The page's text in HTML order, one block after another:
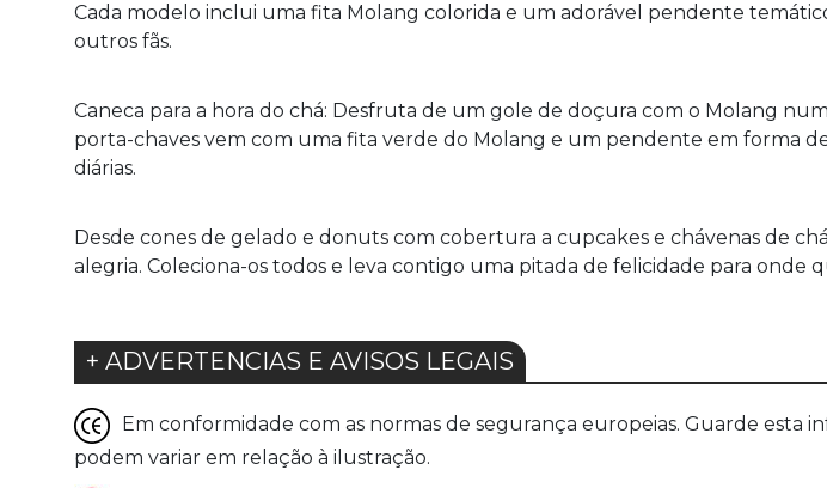
Cada modelo inclui uma fita Molang colorida e um adorável pendente
outros fãs.
Caneca para a hora do chá: Desfruta de um gole de doçura com o Molang
porta-chaves vem com uma fita verde do Molang e um pendente em forma
diárias.
Desde cones de gelado e donuts com cobertura a cupcakes e chávenas de
alegria. Coleciona-os todos e leva contigo uma pitada de felicidade para onde
+ ADVERTENCIAS E AVISOS LEGAIS
Em conformidade com as normas de segurança europeias. Guarde esta
podem variar em relação à ilustração.